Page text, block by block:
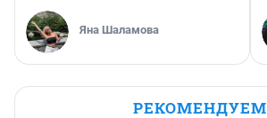
Яна Шаламова
РЕКОМЕНДУЕМ